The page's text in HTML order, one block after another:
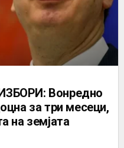
Вонредно
за три месеци,
на земјата